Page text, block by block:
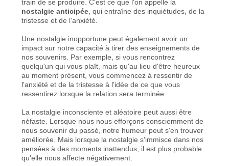
train de se produire. C'est ce que l'on appelle la
nostalgie anticipée , qui entraîne des inquiétudes, de la
tristesse et de l'anxiété.
Une nostalgie inopportune peut également avoir un
impact sur notre capacité à tirer des enseignements de
nos souvenirs. Par exemple, si vous rencontrez
quelqu'un qui vous plaît, mais qu'au lieu d'être heureux
au moment présent, vous commencez à ressentir de
l'anxiété et de la tristesse à l'idée de ce que vous
ressentirez lorsque la relation sera terminée.
La nostalgie inconsciente et aléatoire peut aussi être
néfaste. Lorsque nous nous efforçons consciemment de
nous souvenir du passé, notre humeur peut s'en trouver
améliorée. Mais lorsque la nostalgie s'immisce dans nos
pensées à des moments inattendus, il est plus probable
qu'elle nous affecte négativement.